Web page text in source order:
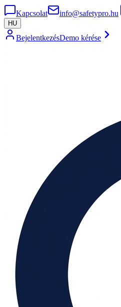
Kapcsolat info@safetypro.hu
HU
BejelentkezésDemo kérése